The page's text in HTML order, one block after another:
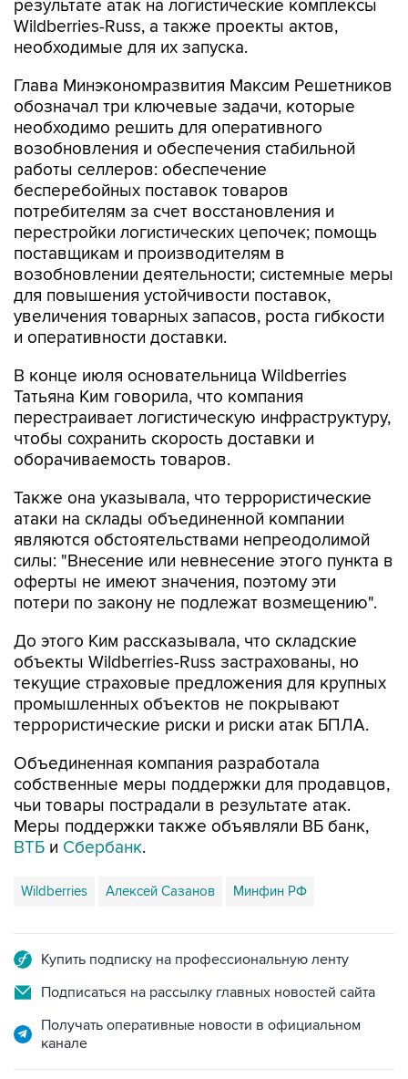
необходимые для их запуска.
Глава Минэкономразвития Максим Решетников
необходимо решить для оперативного
возобновления и обеспечения стабильной
работы селлеров: обеспечение
бесперебойных поставок товаров
потребителям за счет восстановления и
перестройки логистических цепочек; помощь
поставщикам и производителям в
возобновлении деятельности; системные меры
для повышения устойчивости поставок,
увеличения товарных запасов, роста гибкости
и оперативности доставки.
В конце июля основательница Wildberries
перестраивает логистическую инфраструктуру,
чтобы сохранить скорость доставки и
оборачиваемость товаров.
Также она указывала, что террористические
являются обстоятельствами непреодолимой
силы: "Внесение или невнесение этого пункта в
оферты не имеют значения, поэтому эти
потери по закону не подлежат возмещению".
До этого Ким рассказывала, что складские
текущие страховые предложения для крупных
промышленных объектов не покрывают
террористические риски и риски атак БПЛА.
Объединенная компания разработала
чьи товары пострадали в результате атак.
Меры поддержки также объявляли ВБ банк,
ВТБ иСбербанк.
Wildberries Алексей Сазанов
Подписаться на рассылку главных новостей сайта
Получать оперативные новости в официальном
НОВОСТИ ПО ТЕМЕ